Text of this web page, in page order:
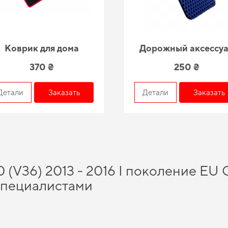
Коврик для дома
370 ₴
Заказать
Дорожный
250 ₴
Детали Заказать
2013 - 2016 I поколение EU
на непревзойденное качество продукции, а именно
и аккуратнее -
позволяет нам обеспечивать великолепную актуальность и качество